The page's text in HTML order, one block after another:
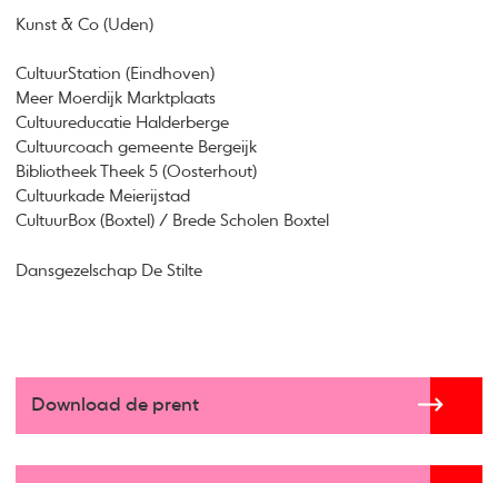
Kunst & Co (Uden)
CultuurStation (Eindhoven)
Meer Moerdijk Marktplaats
Cultuureducatie Halderberge
Cultuurcoach gemeente Bergeijk
Bibliotheek Theek 5 (Oosterhout)
Cultuurkade Meierijstad
CultuurBox (Boxtel) / Brede Scholen Boxtel
Dansgezelschap De Stilte
Download de prent